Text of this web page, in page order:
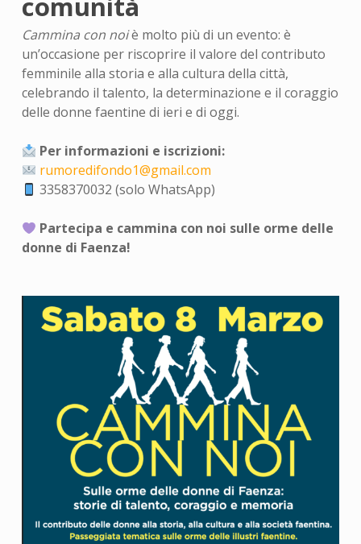
Cammina con noiè molto più di un evento: è
un’occasione per riscoprire il valore del contributo
femminile alla storia e alla cultura della città,
celebrando il talento, la determinazione e il coraggio
delle donne faentine di ieri e di oggi.
Per informazioni e iscrizioni:
rumoredifondo1@gmail.com
3358370032 (solo WhatsApp)
Partecipa e cammina con noi sulle orme delle
donne di Faenza!